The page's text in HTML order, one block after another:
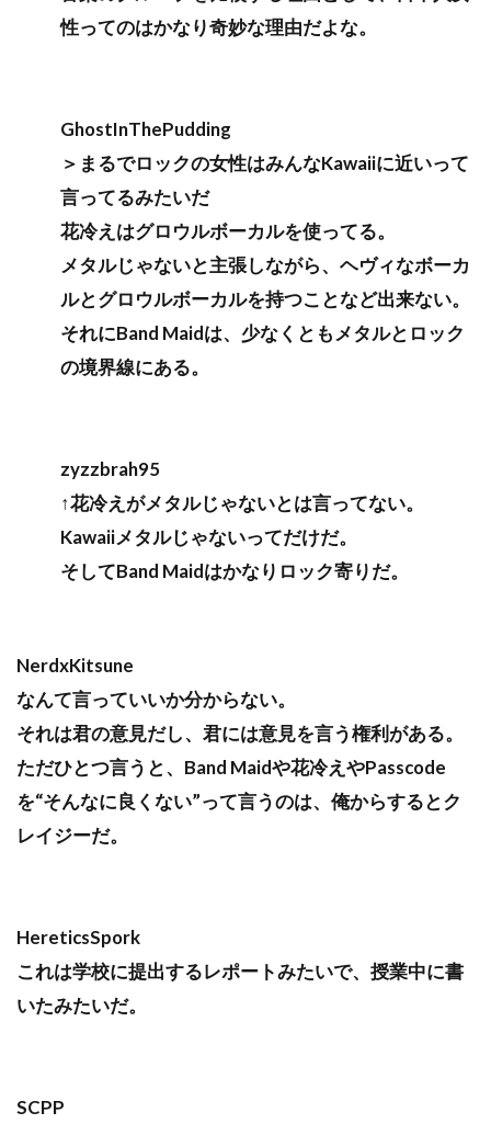
性ってのはかなり奇妙な理由だよな。
GhostInThePudding
＞まるでロックの女性はみんなKawaiiに近いって
言ってるみたいだ
花冷えはグロウルボーカルを使ってる。
メタルじゃないと主張しながら、ヘヴィなボーカ
ルとグロウルボーカルを持つことなど出来ない。
それにBand Maidは、少なくともメタルとロック
の境界線にある。
zyzzbrah95
↑花冷えがメタルじゃないとは言ってない。
Kawaiiメタルじゃないってだけだ。
そしてBand Maidはかなりロック寄りだ。
NerdxKitsune
なんて言っていいか分からない。
それは君の意見だし、君には意見を言う権利がある。
ただひとつ言うと、Band Maidや花冷えやPasscode
を“そんなに良くない”って言うのは、俺からするとク
レイジーだ。
HereticsSpork
これは学校に提出するレポートみたいで、授業中に書
いたみたいだ。
SCPP